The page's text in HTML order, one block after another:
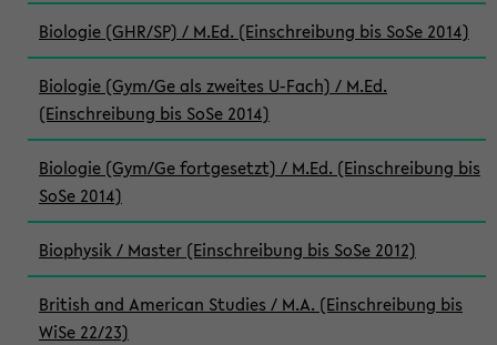
Biologie (GHR/SP) / M.Ed. (Einschreibung bis SoSe 2014)
Biologie (Gym/Ge als zweites U-Fach) / M.Ed.
(Einschreibung bis SoSe 2014)
Biologie (Gym/Ge fortgesetzt) / M.Ed. (Einschreibung bis
SoSe 2014)
Biophysik / Master (Einschreibung bis SoSe 2012)
British and American Studies / M.A. (Einschreibung bis
WiSe 22/23)